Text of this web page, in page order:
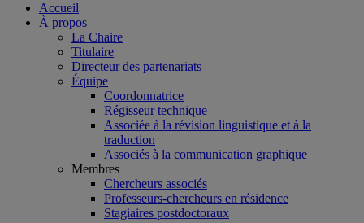
Accueil
À propos
La Chaire
Titulaire
Directeur des partenariats
Équipe
Coordonnatrice
Régisseur technique
Associée à la révision linguistique et à la
traduction
Associés à la communication graphique
Membres
Chercheurs associés
Professeurs-chercheurs en résidence
Stagiaires postdoctoraux